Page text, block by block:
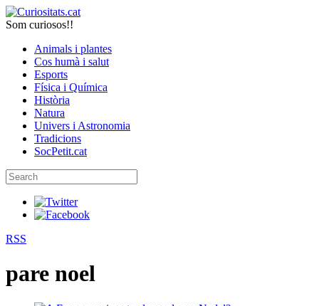
Som curiosos!!
Animals i plantes
Cos humà i salut
Esports
Física i Química
Història
Natura
Univers i Astronomia
Tradicions
SocPetit.cat
RSS
pare noel